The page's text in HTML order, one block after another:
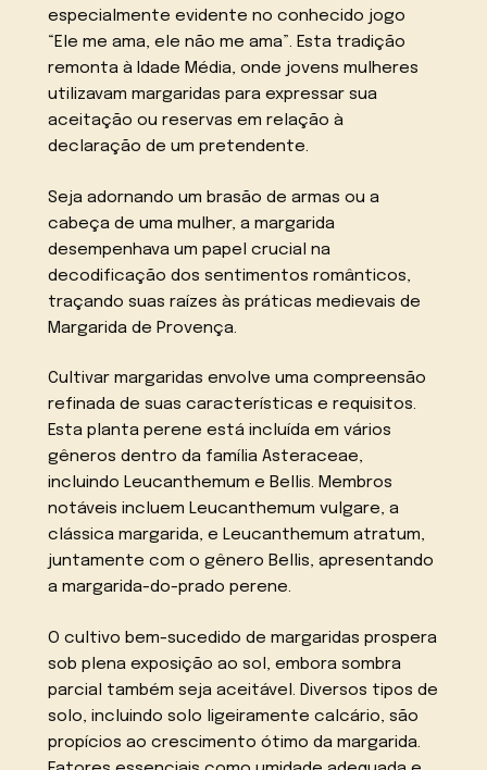
especialmente evidente no conhecido jogo
“Ele me ama, ele não me ama”. Esta tradição
remonta à Idade Média, onde jovens mulheres
utilizavam margaridas para expressar sua
aceitação ou reservas em relação à
declaração de um pretendente.
Seja adornando um brasão de armas ou a
cabeça de uma mulher, a margarida
desempenhava um papel crucial na
decodificação dos sentimentos românticos,
traçando suas raízes às práticas medievais de
Margarida de Provença.
Cultivar margaridas envolve uma compreensão
refinada de suas características e requisitos.
Esta planta perene está incluída em vários
gêneros dentro da família Asteraceae,
incluindo Leucanthemum e Bellis. Membros
notáveis incluem Leucanthemum vulgare, a
clássica margarida, e Leucanthemum atratum,
juntamente com o gênero Bellis, apresentando
a margarida-do-prado perene.
O cultivo bem-sucedido de margaridas prospera
sob plena exposição ao sol, embora sombra
parcial também seja aceitável. Diversos tipos de
solo, incluindo solo ligeiramente calcário, são
propícios ao crescimento ótimo da margarida.